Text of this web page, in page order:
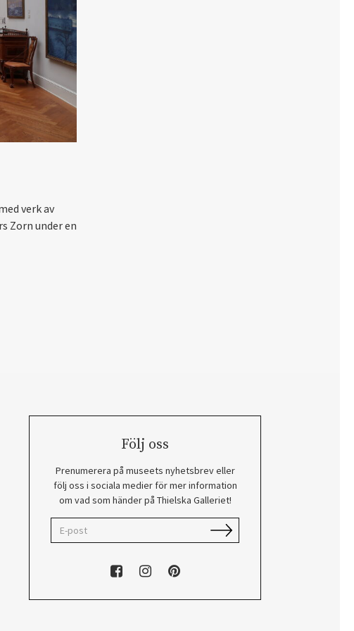
verk av
Zorn under en
Följ oss
Prenumerera på museets nyhetsbrev eller
följ oss i sociala medier för mer information
om vad som händer på Thielska Galleriet!